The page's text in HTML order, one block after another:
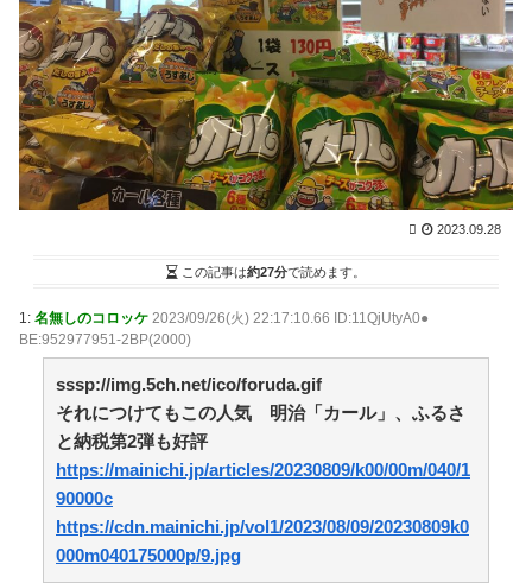
【芸能】愛煙家・岸谷蘭丸「喫煙者の権利がマジで侵
害されてる」と私見 「いくら税金を我々が払ってるん
だと」 / まとめるZ NEW! (8/7 04:05)
うちの猫、ほとんど鳴かないんだよな。 ○か月に一回
くらいかな【再】 / まとめるZ NEW! (8/7 04:05)
【画像】本田望結の妹、本田望結より実ってしまう /
2chまとめアンテナ！ (8/6 21:54)
【朗報】阪神の新外国人D.ガルシアさんOPS.966の
wRC+188wwwwwwwwwwwwwwwwwwwwwwwwwwww
まとめアンテナ！
(8/6 21:54)
をしてた模様
wwwwwwwwwwwwwwwwwwwwwwwwwwwwwwwwww
36歳の彼女と結婚したいのに、家族が猛反対。家族か
ら信じられない言葉が飛び出した… 他 / 2chnaviヘッド
ライン (12/24 07:00)
Powered by livedoor 相互RSS
【マンガ】ぜんぶ私が中心
【朗報】ぐらんぶるのヒロイン、デレる / 5chまとめ
2023.09.28
この記事は約27分で読めます。
1: 名無しのコロッケ 2023/09/26(火) 22:17:10.66 ID:11QjUtyA0●
BE:952977951-2BP(2000)
sssp://img.5ch.net/ico/foruda.gif
それにつけてもこの人気 明治「カール」、ふるさ
と納税第2弾も好評
https://mainichi.jp/articles/20230809/k00/00m/040/1
90000c
https://cdn.mainichi.jp/vol1/2023/08/09/20230809k0
000m040175000p/9.jpg